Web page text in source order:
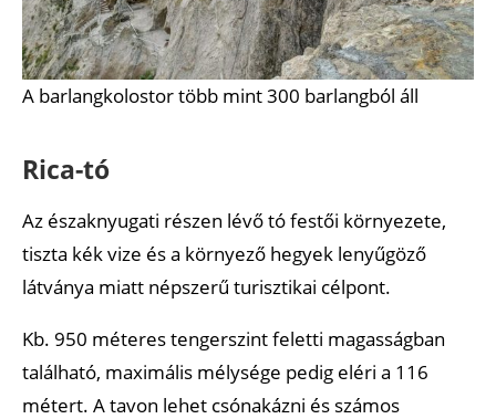
A barlangkolostor több mint 300 barlangból áll
Rica-tó
Az északnyugati részen lévő tó festői környezete,
tiszta kék vize és a környező hegyek lenyűgöző
látványa miatt népszerű turisztikai célpont.
Kb. 950 méteres tengerszint feletti magasságban
található, maximális mélysége pedig eléri a 116
métert. A tavon lehet csónakázni és számos